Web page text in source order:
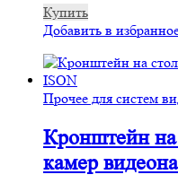
Купить
Добавить в
Прочее для систем
Кронштейн на
камер